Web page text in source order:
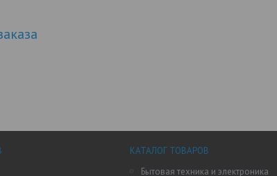
КАТАЛОГ ТОВАРОВ
Бытовая техника и электроника